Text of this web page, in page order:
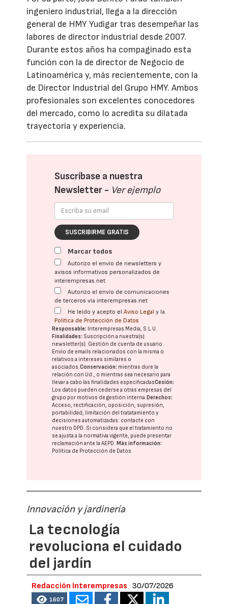
ingeniero industrial, llega a la dirección
general de HMY Yudigar tras desempeñar las
labores de director industrial desde 2007.
Durante estos años ha compaginado esta
función con la de director de Negocio de
Latinoamérica y, más recientemente, con la
de Director Industrial del Grupo HMY. Ambos
profesionales son excelentes conocedores
del mercado, como lo acredita su dilatada
trayectoria y experiencia.
Suscríbase a nuestra
Newsletter - Ver ejemplo
SUSCRIBIRME GRATIS
Marcar todos
Autorizo el envío de newsletters y
avisos informativos personalizados de
interempresas.net
Autorizo el envío de comunicaciones
de terceros vía interempresas.net
He leído y acepto elAviso Legal y la
Política de Protección de Datos
Responsable: Interempresas Media, S.L.U.
Finalidades: Suscripción a nuestra(s)
newsletter(s). Gestión de cuenta de usuario.
Envío de emails relacionados con la misma o
relativos a intereses similares o
asociados.Conservación: mientras dure la
relación con Ud., o mientras sea necesario para
llevar a cabo las finalidades especificadasCesión:
Los datos pueden cederse a otras empresas del
grupo por motivos de gestión interna.Derechos:
Acceso, rectificación, oposición, supresión,
portabilidad, limitación del tratatamiento y
decisiones automatizadas: contacte con
nuestro DPD. Si considera que el tratamiento no
se ajusta a la normativa vigente, puede presentar
reclamación ante laAEPD.Más información:
Política de Protección de Datos
Innovación y jardinería
La tecnología
revoluciona el cuidado
del jardín
Redacción Interempresas 30/07/2026
1607